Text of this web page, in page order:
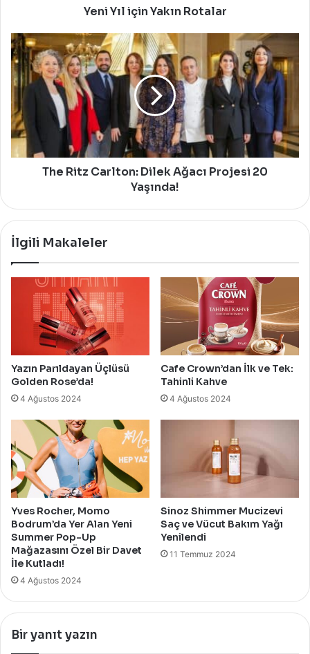
Yeni Yıl için Yakın Rotalar
The
Ritz
Carlton:
Dilek
Ağacı
Projesi
20
Yaşında!
The Ritz Carlton: Dilek Ağacı Projesi 20
Yaşında!
İlgili Makaleler
Yazın Parıldayan Üçlüsü
Golden Rose’da!
4 Ağustos 2024
Cafe Crown’dan İlk ve Tek:
Tahinli Kahve
4 Ağustos 2024
Yves Rocher, Momo
Bodrum’da Yer Alan Yeni
Summer Pop-Up
Mağazasını Özel Bir Davet
İle Kutladı!
4 Ağustos 2024
Sinoz Shimmer Mucizevi
Saç ve Vücut Bakım Yağı
Yenilendi
11 Temmuz 2024
Bir yanıt yazın